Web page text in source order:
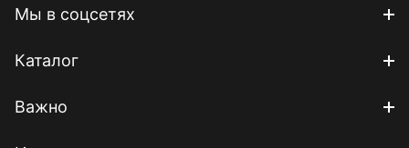
Мы в соцсетях
Каталог
Важно